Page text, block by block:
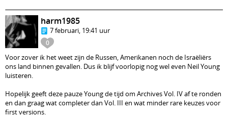
0
harm1985
7 februari, 19:41 uur
Voor zover ik het weet zijn de Russen, Amerikanen noch de Israëliërs
ons land binnen gevallen. Dus ik blijf voorlopig nog wel even Neil Young
luisteren.
Hopelijk geeft deze pauze Young de tijd om Archives Vol. IV af te ronden
en dan graag wat completer dan Vol. III en wat minder rare keuzes voor
first versions.